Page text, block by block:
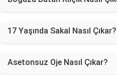
17 Yaşında Sakal Nasıl Çıkar?
Asetonsuz Oje Nasıl Çıkar?